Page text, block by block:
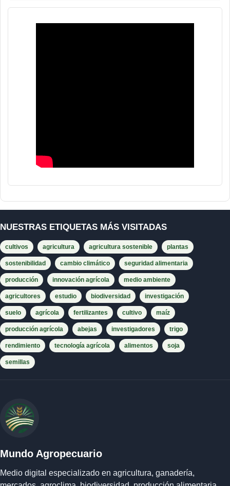
NUESTRAS ETIQUETAS MÁS VISITADAS
cultivos agricultura agricultura sostenible plantas
sostenibilidad cambio climático seguridad alimentaria
producción innovación agrícola medio ambiente
agricultores estudio biodiversidad investigación
suelo agrícola fertilizantes cultivo maíz
producción agrícola abejas investigadores trigo
rendimiento tecnología agrícola alimentos soja
semillas
Mundo Agropecuario
Medio digital especializado en agricultura, ganadería,